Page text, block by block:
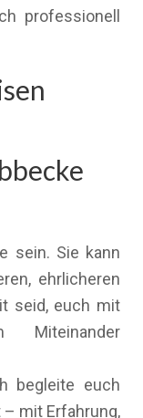
professionell
sein. Sie kann
ehrlicheren
seid, euch mit
begleite euch
mit Erfahrung,